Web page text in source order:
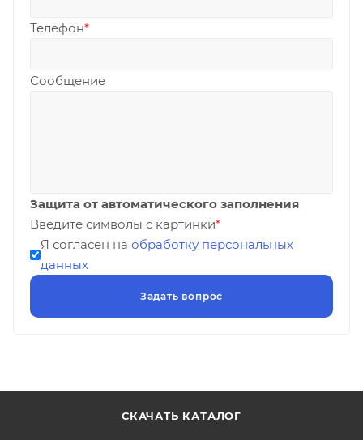
Телефон*
Сообщение
Защита от автоматического заполнения
Введите символы с картинки*
Я согласен на обработку персональных
данных
СКАЧАТЬ КАТАЛОГ